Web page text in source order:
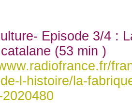
Episode 3/4 :
catalane (53 min )
l-histoire/la-